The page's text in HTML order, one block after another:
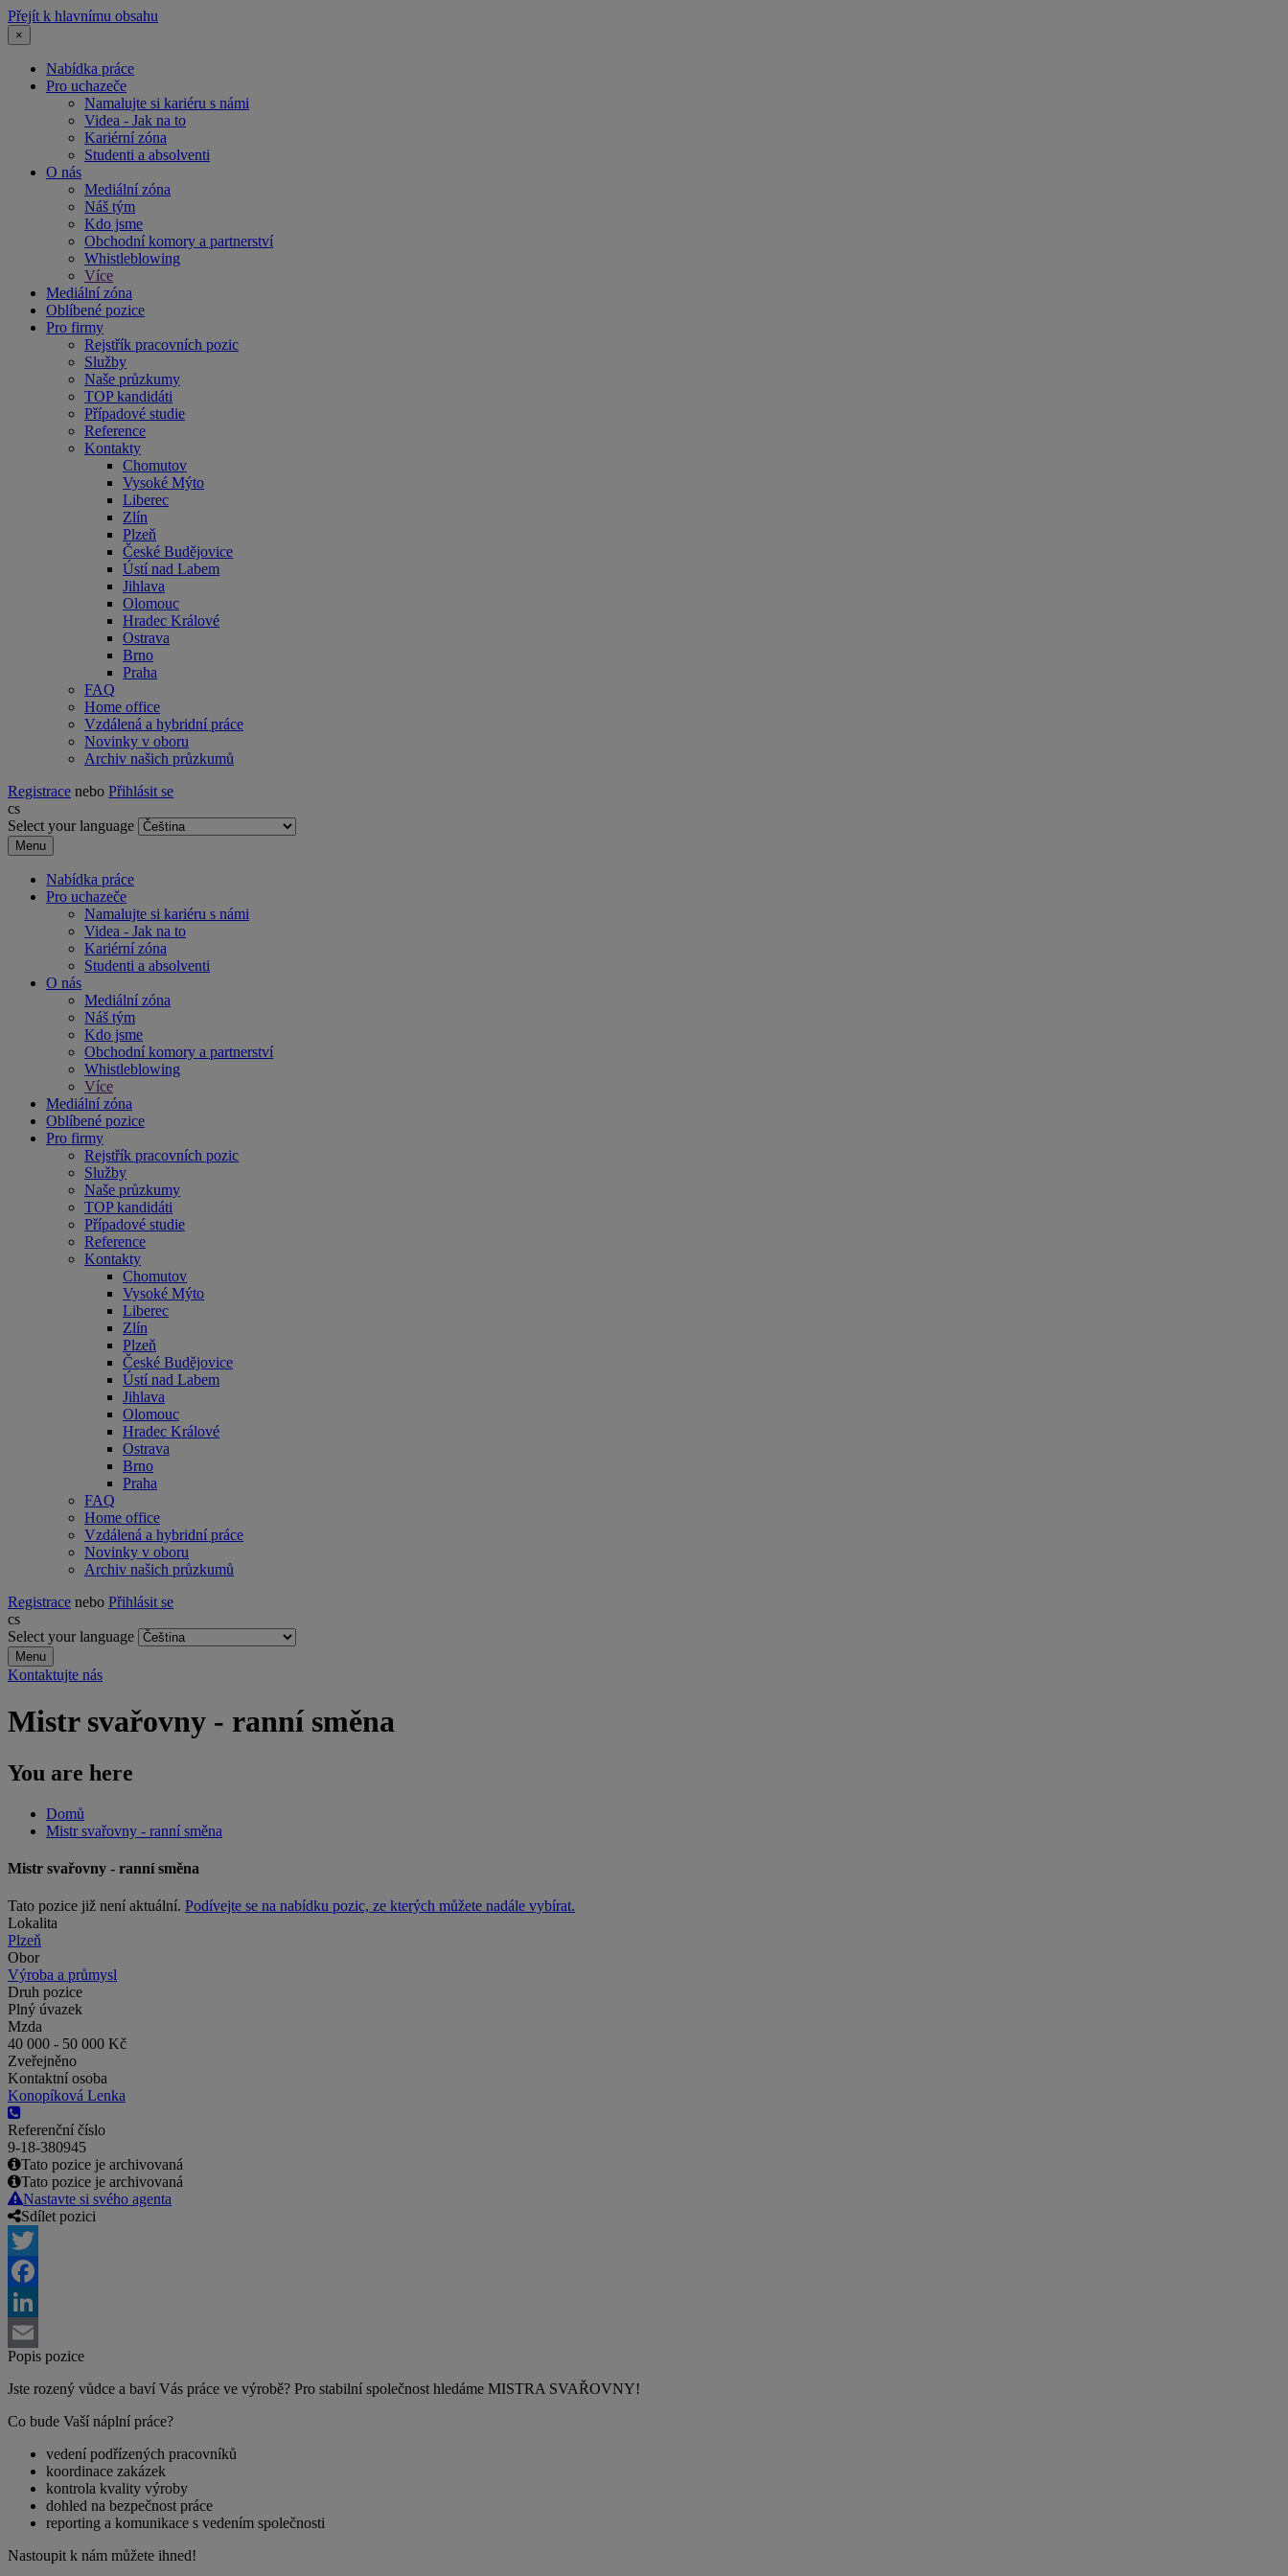
Přejít k hlavnímu obsahu
×
Nabídka práce
Pro uchazeče
Namalujte si kariéru s námi
Videa - Jak na to
Kariérní zóna
Studenti a absolventi
O nás
Mediální zóna
Náš tým
Kdo jsme
Obchodní komory a partnerství
Whistleblowing
Více
Mediální zóna
Oblíbené pozice
Pro firmy
Rejstřík pracovních pozic
Služby
Naše průzkumy
TOP kandidáti
Případové studie
Reference
Kontakty
Chomutov
Vysoké Mýto
Liberec
Zlín
Plzeň
České Budějovice
Ústí nad Labem
Jihlava
Olomouc
Hradec Králové
Ostrava
Brno
Praha
FAQ
Home office
Vzdálená a hybridní práce
Novinky v oboru
Archiv našich průzkumů
Registrace nebo Přihlásit se
cs
Select your language
Menu
Nabídka práce
Pro uchazeče
Namalujte si kariéru s námi
Videa - Jak na to
Kariérní zóna
Studenti a absolventi
O nás
Mediální zóna
Náš tým
Kdo jsme
Obchodní komory a partnerství
Whistleblowing
Více
Mediální zóna
Oblíbené pozice
Pro firmy
Rejstřík pracovních pozic
Služby
Naše průzkumy
TOP kandidáti
Případové studie
Reference
Kontakty
Chomutov
Vysoké Mýto
Liberec
Zlín
Plzeň
České Budějovice
Ústí nad Labem
Jihlava
Olomouc
Hradec Králové
Ostrava
Brno
Praha
FAQ
Home office
Vzdálená a hybridní práce
Novinky v oboru
Archiv našich průzkumů
Registrace nebo Přihlásit se
cs
Select your language
Menu
Kontaktujte nás
Mistr svařovny - ranní směna
You are here
Domů
Mistr svařovny - ranní směna
Mistr svařovny - ranní směna
Tato pozice již není aktuální. Podívejte se na nabídku pozic, ze kterých můžete nadále vybírat.
Lokalita
Plzeň
Obor
Výroba a průmysl
Druh pozice
Plný úvazek
Mzda
40 000 - 50 000 Kč
Zveřejněno
Kontaktní osoba
Konopíková Lenka
Referenční číslo
9-18-380945
Tato pozice je archivovaná
Tato pozice je archivovaná
Nastavte si svého agenta
Sdílet pozici
Twitter
Facebook
LinkedIn
Email
Popis pozice
Jste rozený vůdce a baví Vás práce ve výrobě? Pro stabilní společnost hledáme MISTRA SVAŘOVNY!
Co bude Vaší náplní práce?
vedení podřízených pracovníků
koordinace zakázek
kontrola kvality výroby
dohled na bezpečnost práce
reporting a komunikace s vedením společnosti
Nastoupit k nám můžete ihned!